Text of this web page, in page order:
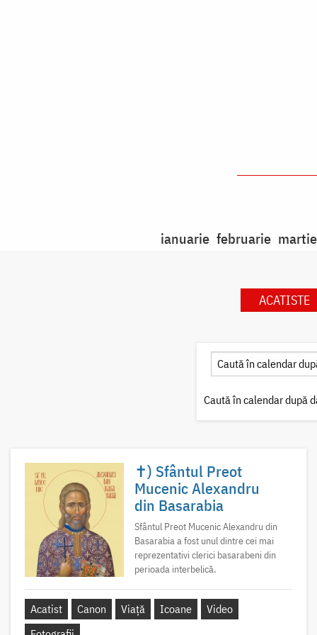
ianuarie februarie martie
ACATISTE
Caută în calendar după
✝) Sfântul Preot
Mucenic Alexandru
din Basarabia
Sfântul Preot Mucenic Alexandru din
Basarabia a fost unul dintre cei mai
reprezentativi clerici basarabeni din
perioada interbelică.
Acatist Canon Viață Icoane
Video